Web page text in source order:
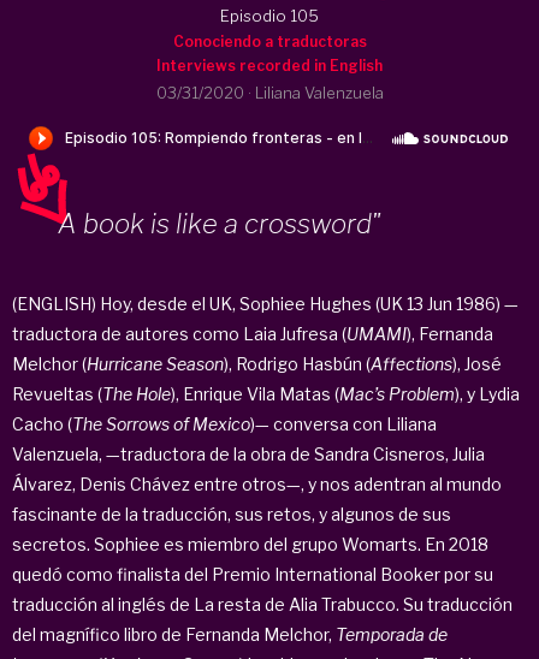
Episodio 105
Conociendo a traductoras
Interviews recorded in English
03/31/2020 · Liliana Valenzuela
A book is like a crossword"
(ENGLISH) Hoy, desde el UK, Sophiee Hughes (UK 13 Jun 1986) —
traductora de autores como Laia Jufresa (UMAMI), Fernanda
Melchor (Hurricane Season), Rodrigo Hasbún (Affections), José
Revueltas (The Hole), Enrique Vila Matas (Mac’s Problem), y Lydia
Cacho (The Sorrows of Mexico)— conversa con Liliana
Valenzuela, —traductora de la obra de Sandra Cisneros, Julia
Álvarez, Denis Chávez entre otros—, y nos adentran al mundo
fascinante de la traducción, sus retos, y algunos de sus
secretos. Sophiee es miembro del grupo Womarts. En 2018
quedó como finalista del Premio International Booker por su
traducción al inglés de La resta de Alia Trabucco. Su traducción
del magnífico libro de Fernanda Melchor, Temporada de